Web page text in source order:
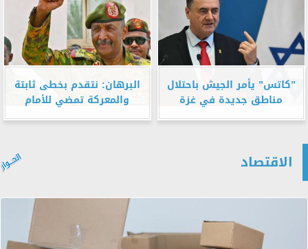
”كاتس” يأمر الجيش باحتلال
مناطق جديدة في غزة
البرهان: نتقدم بخطى ثابتة
والمعركة تمضي للأمام
الاقتصاد